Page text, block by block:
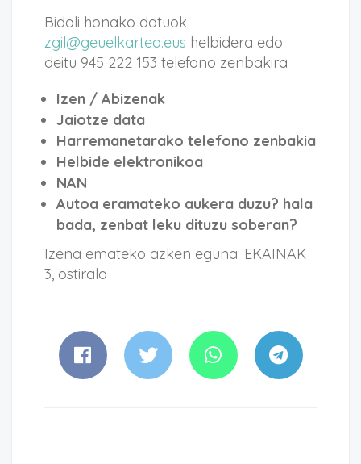
Bidali honako datuok
zgil@geuelkartea.eus helbidera edo
deitu 945 222 153 telefono zenbakira
Izen / Abizenak
Jaiotze data
Harremanetarako telefono zenbakia
Helbide elektronikoa
NAN
Autoa eramateko aukera duzu? hala
bada, zenbat leku dituzu soberan?
Izena emateko azken eguna: EKAINAK
3, ostirala